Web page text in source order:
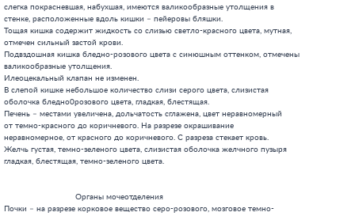
слегка покрасневшая, набухшая, имеются валикообразные утолщения в
стенке, расположенные вдоль кишки – пейеровы бляшки.
Тощая кишка содержит жидкость со слизью светло-красного цвета, мутная,
отмечен сильный застой крови.
Подвздошная кишка бледно-розового цвета с синюшным оттенком, отмечены
валикообразные утолщения.
Илеоцекальный клапан не изменен.
В слепой кишке небольшое количество слизи серого цвета, слизистая
оболочка бледно0розового цвета, гладкая, блестящая.
Печень – местами увеличена, дольчатость сглажена, цвет неравномерный
от темно-красного до коричневого. На разрезе окрашивание
неравномерное, от красного до коричневого. С разреза стекает кровь.
Желчь густая, темно-зеленого цвета, слизистая оболочка желчного пузыря
гладкая, блестящая, темно-зеленого цвета.
                              Органы мочеотделения
Почки – на разрезе корковое вещество серо-розового, мозговое темно-